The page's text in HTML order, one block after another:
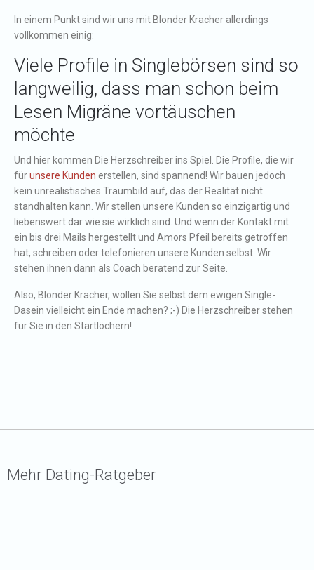
In einem Punkt sind wir uns mit Blonder Kracher allerdings
vollkommen einig:
Viele Profile in Singlebörsen sind so
langweilig, dass man schon beim
Lesen Migräne vortäuschen
möchte
Und hier kommen Die Herzschreiber ins Spiel. Die Profile, die wir
fürunsere Kunden erstellen, sind spannend! Wir bauen jedoch
kein unrealistisches Traumbild auf, das der Realität nicht
standhalten kann. Wir stellen unsere Kunden so einzigartig und
liebenswert dar wie sie wirklich sind. Und wenn der Kontakt mit
ein bis drei Mails hergestellt und Amors Pfeil bereits getroffen
hat, schreiben oder telefonieren unsere Kunden selbst. Wir
stehen ihnen dann als Coach beratend zur Seite.
Also, Blonder Kracher, wollen Sie selbst dem ewigen Single-
Dasein vielleicht ein Ende machen? ;-) Die Herzschreiber stehen
für Sie in den Startlöchern!
Mehr Dating-Ratgeber